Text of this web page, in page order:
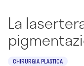
La
CHIRURGIA PLASTICA